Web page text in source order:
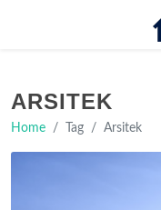
ARSITEK
Home Tag Arsitek